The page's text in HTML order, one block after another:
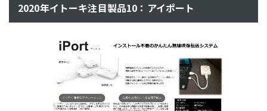
2020年イトーキ注目製品10：アイポート